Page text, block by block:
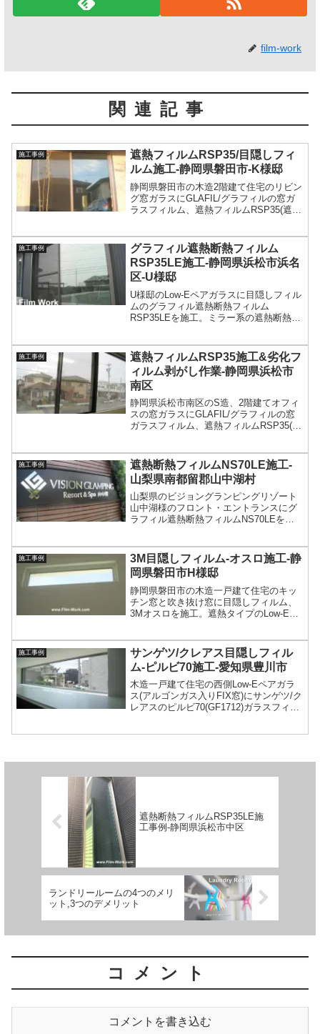
film-work
関連記事
施工事例
遮熱フィルムRSP35/目隠しフィ
ルム施工-静岡県磐田市-K様邸
静岡県磐田市の木造2階建て住宅のリビン
グ窓ガラスにGLAFIL/グラフィルの窓ガ
ラスフィルム、遮熱フィルムRSP35(遮蔽
現＆プライバシー保護対策。
施工事例
グラフィル遮熱断熱フィルム
RSP35LE施工-静岡県浜松市浜名
区-U様邸
U様邸のLow-Eペアガラスに目隠しフィル
ムのグラフィル遮熱断熱フィルム
RSP35LEを施工。ミラー系の遮熱断熱フ
季の断熱性アップを実現。
施工事例
遮熱フィルムRSP35施工&劣化フ
ィルム剥がし作業-静岡県浜松市
南区
静岡県浜松市南区のS造、2階建てオフィ
スの窓ガラスにGLAFIL/グラフィルの窓
ガラスフィルム、遮熱フィルムRSP35(遮
境を実現＆プライバシー保護対策。
施工事例
遮熱断熱フィルムNS70LE施工-
山梨県南都留郡山中湖村
山梨県のビジョングランピングリゾート
山中湖様のフロント・エントランスにグ
ラフィル遮熱断熱フィルムNS70LEを施
が美しい非日常空間。
施工事例
3M目隠しフィルム-オスロ施工-静
岡県磐田市H様邸
静岡県磐田市の木造一戸建て住宅のキッ
チン窓と吹き抜け窓に目隠しフィルム、
3Mオスロを施工。遮熱タイプのLow-Eト
施工事例
サンゲツ/クレアス目隠しフィル
ム-ピルビ70施工-愛知県豊川市
木造一戸建て住宅の西側Low-Eペアガラ
ス(アルゴンガス入りFIX窓)にサンゲツ/ク
レアスのピルビ70(GF1712)ガラスフィル
遮熱断熱フィルムRSP35LE施
工事例-静岡県浜松市中区
ランドリールームの4つのメリ
ット,3つのデメリット
コメント
コメントを書き込む